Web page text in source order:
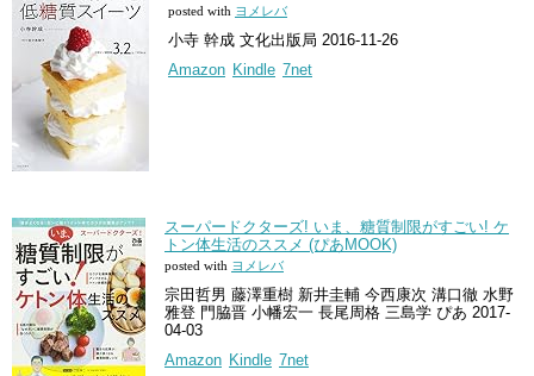
posted with ヨメレバ
小寺 幹成 文化出版局 2016-11-26
Amazon Kindle 7net
スーパードクターズ! いま、糖質制限がすごい! ケ
トン体生活のススメ (ぴあMOOK)
posted with ヨメレバ
宗田哲男 藤澤重樹 新井圭輔 今西康次 溝口徹 水野
雅登 門脇晋 小幡宏一 長尾周格 三島学 ぴあ 2017-
04-03
Amazon Kindle 7net